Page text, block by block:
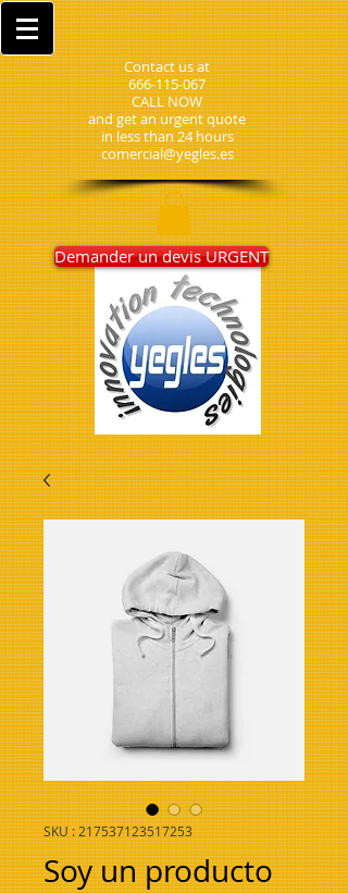
Contact us at
666-115-067
CALL NOW
and get an urgent quote
in less than 24 hours
comercial@yegles.es
Demander un devis URGENT
SKU : 217537123517253
Soy un producto